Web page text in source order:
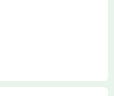
みる」こと。自分で着
ください！